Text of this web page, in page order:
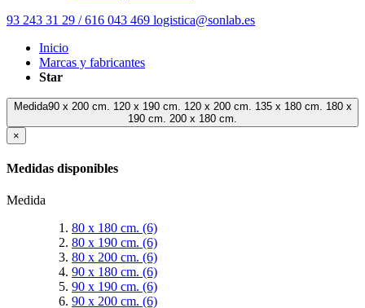
93 243 31 29 / 616 043 469 logistica@sonlab.es
Inicio
Marcas y fabricantes
Star
Medida90 x 200 cm. 120 x 190 cm. 120 x 200 cm. 135 x 180 cm. 180 x
190 cm. 200 x 180 cm.
×
Medidas disponibles
Medida
80 x 180 cm. (6)
80 x 190 cm. (6)
80 x 200 cm. (6)
90 x 180 cm. (6)
90 x 190 cm. (6)
90 x 200 cm. (6)